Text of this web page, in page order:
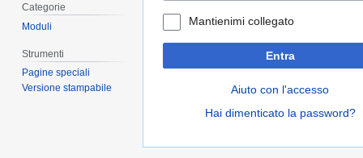
Mantienimi collegato
Entra
Aiuto con l'accesso
Hai dimenticato la password?
Categorie
Moduli
Strumenti
Pagine speciali
Versione stampabile